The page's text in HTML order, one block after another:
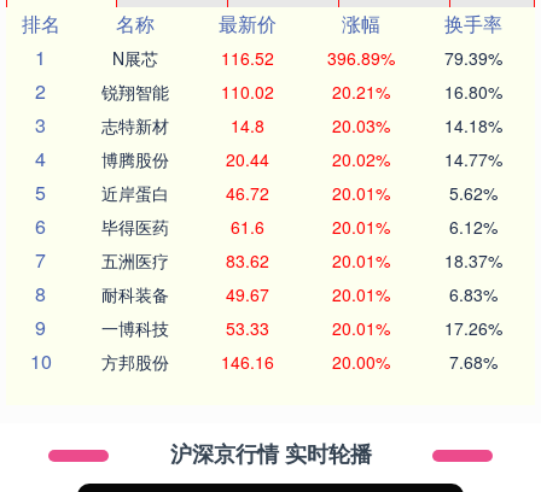
排名
名称 最新价 涨幅
换手率
1
N展芯 116.52 396.89% 79.39%
2 锐翔智能 110.02 20.21% 16.80%
3 志特新材 14.8 20.03% 14.18%
4 博腾股份 20.44 20.02% 14.77%
5 近岸蛋白 46.72 20.01% 5.62%
6 毕得医药 61.6 20.01% 6.12%
7 五洲医疗 83.62 20.01% 18.37%
8 耐科装备 49.67 20.01% 6.83%
9 一博科技 53.33 20.01% 17.26%
10 方邦股份 146.16 20.00% 7.68%
沪深京行情 实时轮播